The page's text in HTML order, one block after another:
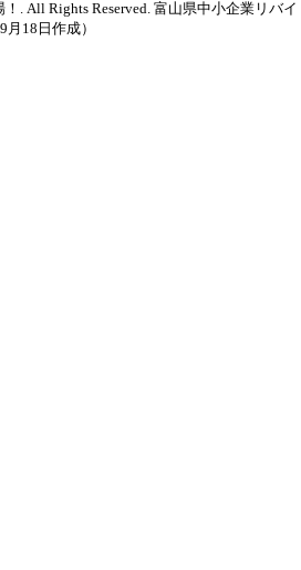
. All Rights Reserved. 富山県中小企業リバイ
18日作成）